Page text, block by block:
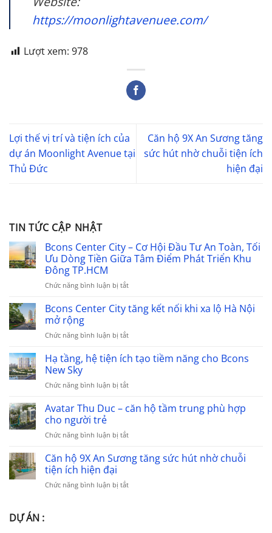
https://moonlightavenuee.com/
Lượt xem: 978
Lợi thế vị trí và tiện ích của
dự án Moonlight Avenue tại
Thủ Đức
Căn hộ 9X An Sương tăng
sức hút nhờ chuỗi tiện ích
hiện đại
TIN TỨC CẬP NHẬT
Bcons Center City – Cơ Hội Đầu Tư An Toàn, Tối
Ưu Dòng Tiền Giữa Tâm Điểm Phát Triển Khu
Đông TP.HCM
Chức năng bình luận bị tắtở
Center
Cơ
Đầu
Toàn,
Ưu
Giữa
Điểm
Bcons Center City tăng kết nối khi xa lộ Hà Nội
mở rộng
Chức năng bình luận bị tắtở
Center
kết
khi
Hà
mở
Hạ tầng, hệ tiện ích tạo tiềm năng cho Bcons
New Sky
Chức năng bình luận bị tắtở
tầng,
ích
tiềm
năng
Bcons
Avatar Thu Duc – căn hộ tầm trung phù hợp
cho người trẻ
Chức năng bình luận bị tắtở
Thu
Duc
căn
Căn hộ 9X An Sương tăng sức hút nhờ chuỗi
tiện ích hiện đại
Chức năng bình luận bị tắtở
DỰ ÁN :